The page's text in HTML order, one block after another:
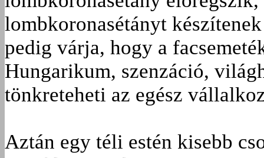
lombkoronasétányt
pedig várja, hogy a
Hungarikum, szenzáció,
tönkreteheti az egész
Aztán egy téli estén kisebb